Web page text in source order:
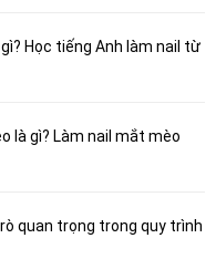
Học tiếng Anh làm nail từ
là gì? Làm nail mắt mèo
quan trọng trong quy trình